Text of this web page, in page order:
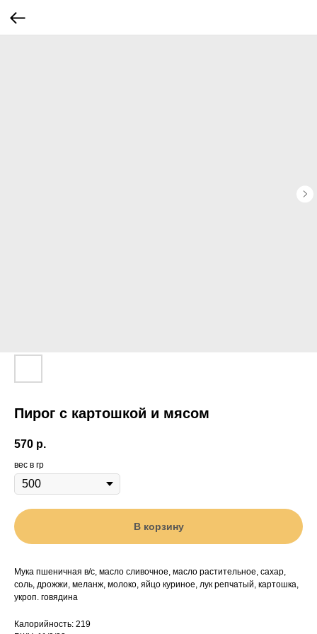
Пирог с картошкой и мясом
570 р.
вес в гр
В корзину
Мука пшеничная в/с, масло сливочное, масло растительное, сахар,
соль, дрожжи, меланж, молоко, яйцо куриное, лук репчатый, картошка,
укроп. говядина
Калорийность: 219